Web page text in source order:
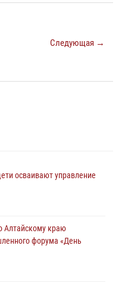
Следующая →
осваивают управление
Алтайскому краю
форума «День